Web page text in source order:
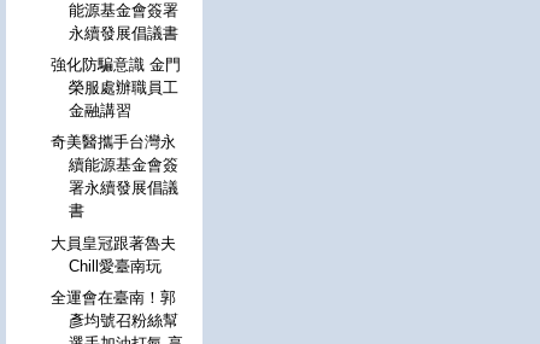
能源基金會簽署
永續發展倡議書
強化防騙意識 金門
榮服處辦職員工
金融講習
奇美醫攜手台灣永
續能源基金會簽
署永續發展倡議
書
大員皇冠跟著魯夫
Chill愛臺南玩
全運會在臺南！郭
彥均號召粉絲幫